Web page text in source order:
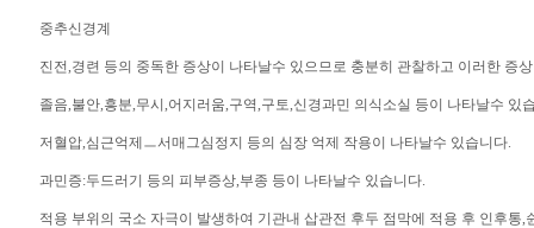
중추신경계
진전,경련 등의 중독한 증상이 나타날수 있으므로 충분히 관찰하고 이러한 증
졸음,불안,흥분,무시,어지러움,구역,구토,신경과민 의식소실 등이 나타날수 있
저혈압,심근억제ㅡ서매그심정지 등의 심장 억제 작용이 나타날수 있습니다.
과민증:두드러기 등의 피부증상,부종 등이 나타날수 있습니다.
적용 부위의 국소 자극이 발생하여 기관내 삽관전 후두 점막에 적용 후 인후통